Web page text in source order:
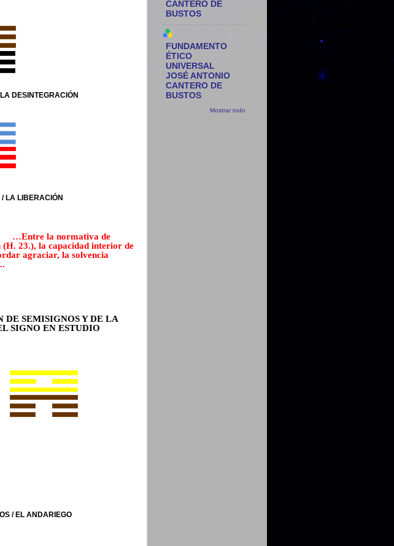
DESINTEGRACIÓN
LA LIBERACIÓN
…Entre la normativa de
23.), la capacidad interior de
agraciar, la solvencia
DE SEMISIGNOS Y DE LA
SIGNO EN ESTUDIO
/ EL ANDARIEGO
CANTERO DE
BUSTOS
FUNDAMENTO
ÉTICO
UNIVERSAL
JOSÉ ANTONIO
CANTERO DE
BUSTOS
Mostrar todo